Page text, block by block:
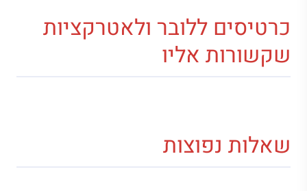
כרטיסים ללובר ולאטרקציות
שקשורות אליו
שאלות נפוצות